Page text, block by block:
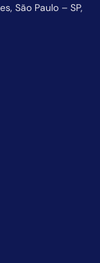
São Paulo – SP,